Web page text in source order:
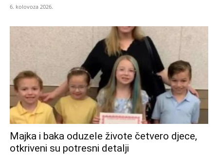
6. kolovoza 2026.
Majka i baka oduzele živote četvero djece,
otkriveni su potresni detalji